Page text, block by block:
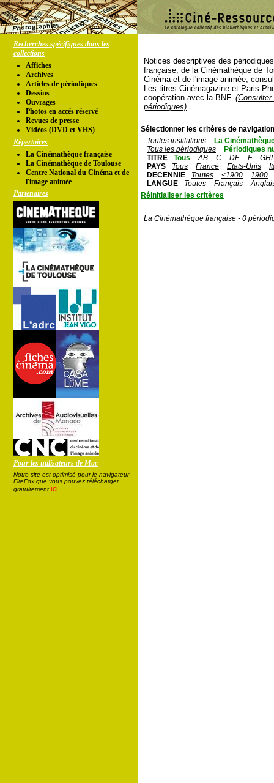
Recherches spécifiques dans les
collections
Affiches
Archives
Articles de périodiques
Dessins
Ouvrages
Photos en accés réservé
Revues de presse
Vidéos (DVD et VHS)
Répertoires
La Cinémathèque française
La Cinémathèque de Toulouse
Centre National du Cinéma et de
l'image animée
Partenaires
Pour les utilisateurs de Mac
Notre site est optimisé pour le navigateur
FireFox que vous pouvez télécharger
gratuitement ici
Notices descriptives des
française, de la Cinémathèque de
Cinéma et de l'image animée,
Les titres Cinémagazine et Paris-
coopération avec la BNF.
périodiques)
Sélectionner les critères de
Toutes institutions
La
Tous les périodiques
Périodiques
TITRE
Tous AB C DE F
GHI
PAYS
Tous France Etats-Unis
DECENNIE
Toutes <1900
1900
LANGUE
Toutes Français
Réinitialiser les critères
La Cinémathèque française - 0